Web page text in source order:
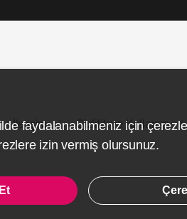
İletişim Gizlilik ve Kullanım
faydalanabilmeniz için
izin vermiş olursunuz.